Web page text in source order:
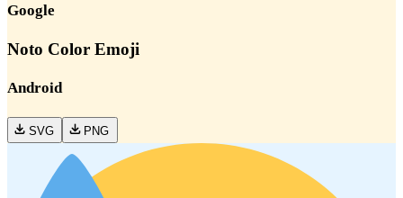
Google
Noto Color Emoji
Android
SVG PNG